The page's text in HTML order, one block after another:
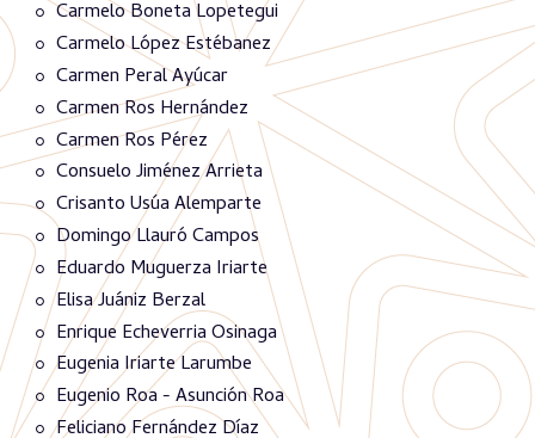
Carmelo Boneta Lopetegui
Carmelo López Estébanez
Carmen Peral Ayúcar
Carmen Ros Hernández
Carmen Ros Pérez
Consuelo Jiménez Arrieta
Crisanto Usúa Alemparte
Domingo Llauró Campos
Eduardo Muguerza Iriarte
Elisa Juániz Berzal
Enrique Echeverria Osinaga
Eugenia Iriarte Larumbe
Eugenio Roa - Asunción Roa
Feliciano Fernández Díaz